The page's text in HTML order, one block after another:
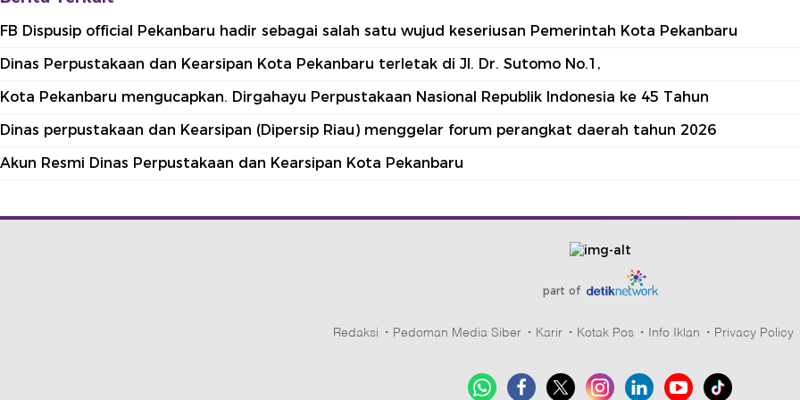
FB Dispusip official Pekanbaru hadir sebagai salah satu wujud keseriusan Pemerintah Kota Pekanbaru
Dinas Perpustakaan dan Kearsipan Kota Pekanbaru terletak di Jl. Dr. Sutomo No.1,
Kota Pekanbaru mengucapkan. Dirgahayu Perpustakaan Nasional Republik Indonesia ke 45 Tahun
Dinas perpustakaan dan Kearsipan (Dipersip Riau) menggelar forum perangkat daerah tahun 2026
Akun Resmi Dinas Perpustakaan dan Kearsipan Kota Pekanbaru
part of
Redaksi Pedoman Media Siber Karir Kotak Pos Info Iklan Privacy Policy